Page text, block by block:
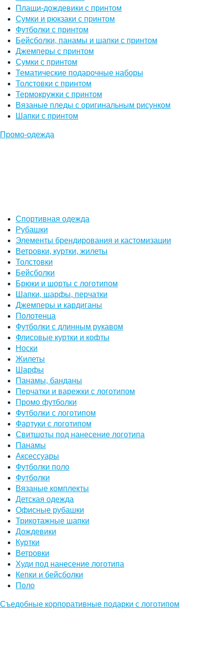
Плащи-дождевики с принтом
Сумки и рюкзаки с принтом
Футболки с принтом
Бейсболки, панамы и шапки с принтом
Джемперы с принтом
Сумки с принтом
Тематические подарочные наборы
Толстовки с принтом
Термокружки с принтом
Вязаные пледы с оригинальным рисунком
Шапки с принтом
Промо-одежда
Спортивная одежда
Рубашки
Элементы брендирования и кастомизации
Ветровки, куртки, жилеты
Толстовки
Бейсболки
Брюки и шорты с логотипом
Шапки, шарфы, перчатки
Джемперы и кардиганы
Полотенца
Футболки с длинным рукавом
Флисовые куртки и кофты
Носки
Жилеты
Шарфы
Панамы, банданы
Перчатки и варежки с логотипом
Промо футболки
Футболки с логотипом
Фартуки с логотипом
Свитшоты под нанесение логотипа
Панамы
Аксессуары
Футболки поло
Футболки
Вязаные комплекты
Детская одежда
Офисные рубашки
Трикотажные шапки
Дождевики
Куртки
Ветровки
Худи под нанесение логотипа
Кепки и бейсболки
Поло
Съедобные корпоративные подарки с логотипом